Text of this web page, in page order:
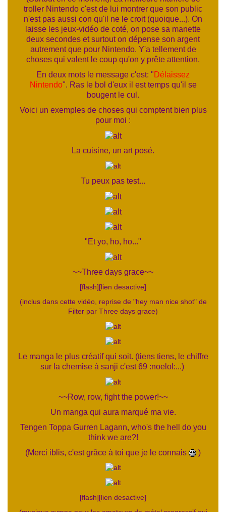
troller Nintendo c'est de lui montrer que son public
n'est pas aussi con qu'il ne le croit (quoique...). On
laisse les jeux-vidéo de coté, on pose sa manette
deux secondes et surtout on dépense son argent
autrement que pour Nintendo. Y'a tellement de
choses qui valent le coup qu'on y prête attention.
En deux mots le message c'est: "Délaissez
Nintendo". Ras le bol d'eux il est temps qu'il se
bougent le cul.
Voici un exemples de choses qui comptent bien plus
pour moi :
La cuisine, un art posé.
Tu peux pas test...
"Et yo, ho, ho..."
~~Three days grace~~
[flash][lien desactive]
(inclus dans cette vidéo, reprise de "hey man nice shot" de
Filter par Three days grace)
Le manga le plus créatif qui soit. (tiens tiens, le chiffre
sur la chemise à sanji c'est 69 :noelol:...)
~~Row, row, fight the power!~~
Un manga qui aura marqué ma vie.
Tengen Toppa Gurren Lagann, who's the hell do you
think we are?!
(Merci iblis, c'est grâce à toi que je le connais
)
[flash][lien desactive]